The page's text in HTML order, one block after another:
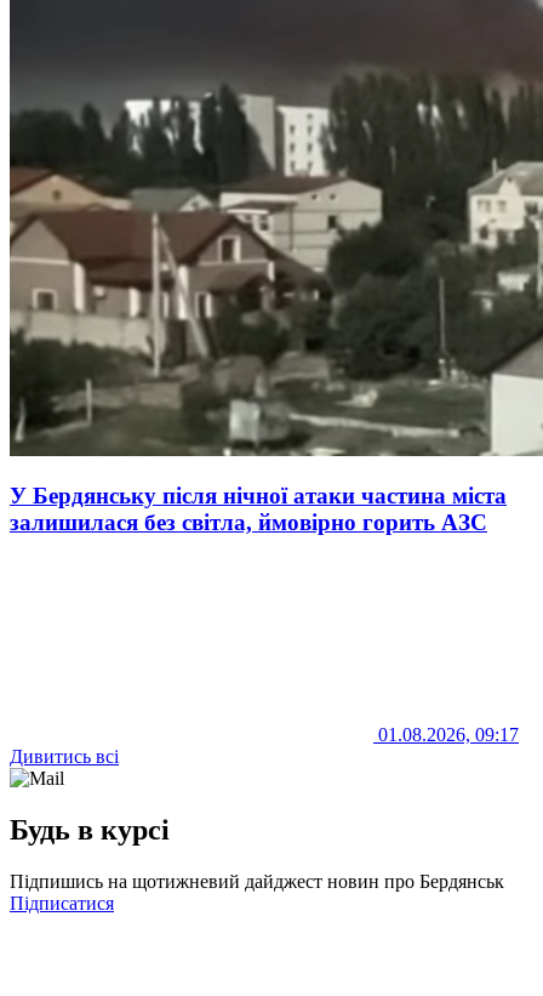
У Бердянську після нічної атаки частина міста
залишилася без світла, ймовірно горить АЗС
01.08.2026, 09:17
Дивитись всі
Будь в курсі
Підпишись на щотижневий дайджест новин про Бердянськ
Підписатися